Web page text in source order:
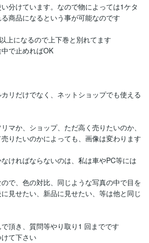
分けています。なので物によっては1ケタ
商品になるという事が可能なのです
上になるので上下巻と別れてます
で止めればOK
リだけでなく、ネットショップでも使える
マか、ショップ、ただ高く売りたいのか、
りたいのかによっても、画像は変わります
ければならないのは、私は車やPC等には
で、色の対比、同じような写真の中で目を
見せたい、新品に見せたい、等は他と同じ
頂き、質問等やり取り1 回までです
て下さい